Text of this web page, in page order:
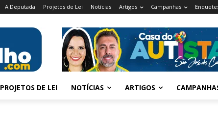
A Deputada Projetos de Lei Notícias Artigos Campanhas
PROJETOS DE LEI NOTÍCIAS ARTIGOS